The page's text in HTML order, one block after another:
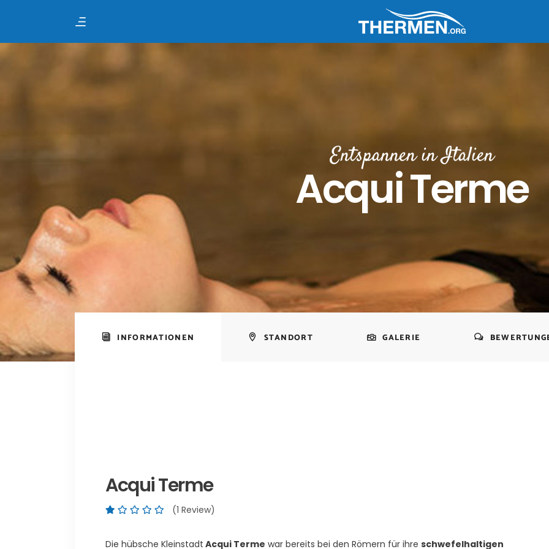
Entspannen in Italien
Acqui Terme
INFORMATIONEN STANDORT GALERIE
Acqui Terme
(1 Review)
Die hübsche Kleinstadt Acqui Terme war bereits bei den Römern für ihre schwefelhaltigen